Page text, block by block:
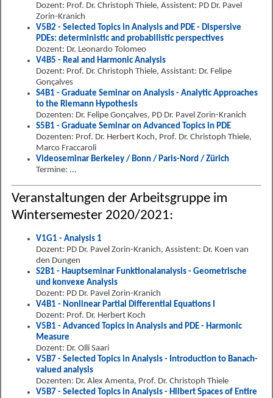
Dozent: Prof. Dr. Christoph Thiele, Assistent: PD Dr. Pavel
Zorin-Kranich
V5B2 - Selected Topics in Analysis and PDE - Dispersive
PDEs: deterministic and probabilistic perspectives
Dozent: Dr. Leonardo Tolomeo
V4B5 - Real and Harmonic Analysis
Dozent: Prof. Dr. Christoph Thiele, Assistant: Dr. Felipe
Gonçalves
S4B1 - Graduate Seminar on Analysis - Analytic Approaches
to the Riemann Hypothesis
Dozenten: Dr. Felipe Gonçalves, PD Dr. Pavel Zorin-Kranich
S5B1 - Graduate Seminar on Advanced Topics in PDE
Dozenten: Prof. Dr. Herbert Koch, Prof. Dr. Christoph Thiele,
Marco Fraccaroli
Videoseminar Berkeley / Bonn / Paris-Nord / Zürich
Termine: ...
Veranstaltungen der Arbeitsgruppe im
Wintersemester 2020/2021:
V1G1 - Analysis 1
Dozent: PD Dr. Pavel Zorin-Kranich, Assistent: Dr. Koen van
den Dungen
S2B1 - Hauptseminar Funktionalanalysis - Geometrische
und konvexe Analysis
Dozent: PD Dr. Pavel Zorin-Kranich
V4B1 - Nonlinear Partial Differential Equations I
Dozent: Prof. Dr. Herbert Koch
V5B1 - Advanced Topics in Analysis and PDE - Harmonic
Measure
Dozent: Dr. Olli Saari
V5B7 - Selected Topics in Analysis - Introduction to Banach-
valued analysis
Dozenten: Dr. Alex Amenta, Prof. Dr. Christoph Thiele
V5B7 - Selected Topics in Analysis - Hilbert Spaces of Entire